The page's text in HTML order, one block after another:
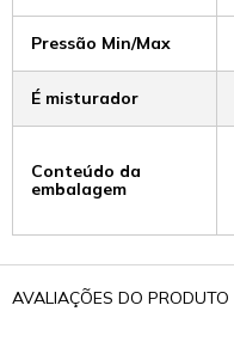
Pressão Min/Max
É misturador
Conteúdo da
embalagem
AVALIAÇÕES DO PRODUTO